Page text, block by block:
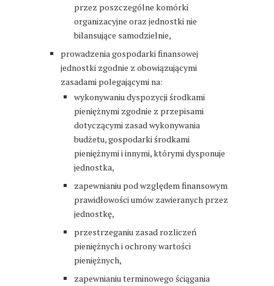
przez poszczególne komórki
organizacyjne oraz jednostki nie
bilansujące samodzielnie,
prowadzenia gospodarki finansowej
jednostki zgodnie z obowiązującymi
zasadami polegającymi na:
wykonywaniu dyspozycji środkami
pieniężnymi zgodnie z przepisami
dotyczącymi zasad wykonywania
budżetu, gospodarki środkami
pieniężnymi i innymi, którymi dysponuje
jednostka,
zapewnianiu pod względem finansowym
prawidłowości umów zawieranych przez
jednostkę,
przestrzeganiu zasad rozliczeń
pieniężnych i ochrony wartości
pieniężnych,
zapewnianiu terminowego ściągania